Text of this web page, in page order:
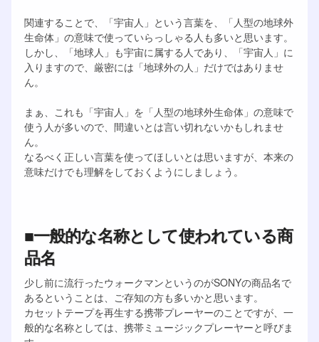
関連することで、「宇宙人」という言葉を、「人型の地球外
生命体」の意味で使っていらっしゃる人も多いと思います。
しかし、「地球人」も宇宙に属する人であり、「宇宙人」に
入りますので、厳密には「地球外の人」だけではありませ
ん。
まぁ、これも「宇宙人」を「人型の地球外生命体」の意味で
使う人が多いので、間違いとは言い切れないかもしれませ
ん。
なるべく正しい言葉を使ってほしいとは思いますが、本来の
意味だけでも理解をしておくようにしましょう。
■一般的な名称として使われている商
品名
少し前に流行ったウォークマンというのがSONYの商品名で
あるということは、ご存知の方も多いかと思います。
カセットテープを再生する携帯プレーヤーのことですが、一
般的な名称としては、携帯ミュージックプレーヤーと呼びま